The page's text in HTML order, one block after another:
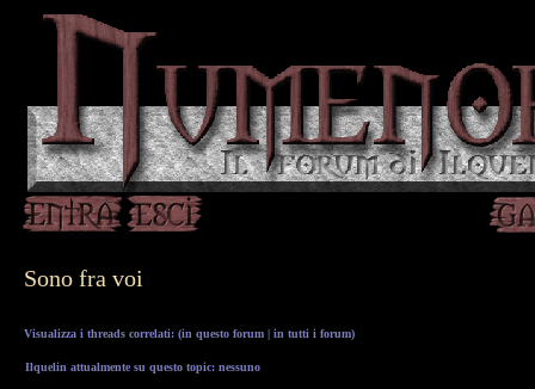
Sono fra voi
Visualizza i threads correlati: (in questo forum | in tutti i forum)
Ilquelin attualmente su questo topic: nessuno